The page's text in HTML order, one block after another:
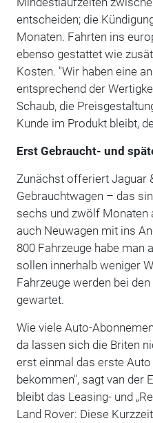
entscheiden; die
Monaten. Fahrten ins
ebenso gestattet wie
Kosten. "Wir haben eine
entsprechend der
Schaub, die
Kunde im Produkt bleibt,
Erst Gebraucht- und
Zunächst offeriert Jaguar
Gebrauchtwagen – das
sechs und zwölf Monaten
auch Neuwagen mit ins
800 Fahrzeuge habe man
sollen innerhalb weniger
Fahrzeuge werden bei
gewartet.
Wie viele Auto-
da lassen sich die Briten
erst einmal das erste Auto
bekommen", sagt van der
bleibt das Leasing- und
Land Rover: Diese